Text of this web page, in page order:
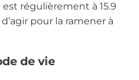
régulièrement à 15.9
pour la ramener à
de vie